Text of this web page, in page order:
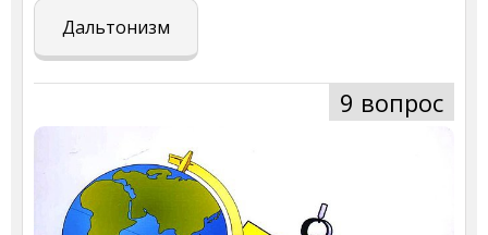
Дальтонизм
9 вопрос